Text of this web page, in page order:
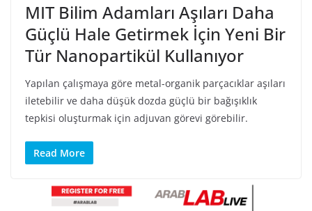
MIT Bilim Adamları Aşıları Daha
Güçlü Hale Getirmek İçin Yeni Bir
Tür Nanopartikül Kullanıyor
Yapılan çalışmaya göre metal-organik parçacıklar aşıları
iletebilir ve daha düşük dozda güçlü bir bağışıklık
tepkisi oluşturmak için adjuvan görevi görebilir.
Read More